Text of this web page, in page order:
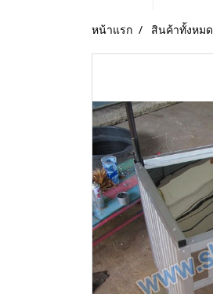
หน้าแรก สินค้าทั้งหมด